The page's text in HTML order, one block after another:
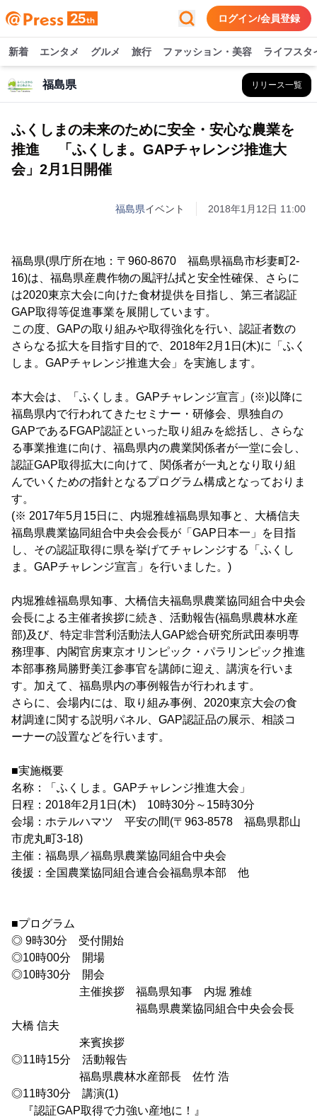
ログイン/会員登録
新着 エンタメ グルメ 旅行 ファッション・美容 ライフスタ
福島県 リリース一覧
ふくしまの未来のために安全・安心な農業を
推進 「ふくしま。GAPチャレンジ推進大
会」2月1日開催
福島県イベント 2018年1月12日 11:00
福島県(県庁所在地：〒960-8670 福島県福島市杉妻町2-
16)は、福島県産農作物の風評払拭と安全性確保、さらに
は2020東京大会に向けた食材提供を目指し、第三者認証
GAP取得等促進事業を展開しています。
この度、GAPの取り組みや取得強化を行い、認証者数の
さらなる拡大を目指す目的で、2018年2月1日(木)に「ふく
しま。GAPチャレンジ推進大会」を実施します。
本大会は、「ふくしま。GAPチャレンジ宣言」(※)以降に
福島県内で行われてきたセミナー・研修会、県独自の
GAPであるFGAP認証といった取り組みを総括し、さらな
る事業推進に向け、福島県内の農業関係者が一堂に会し、
認証GAP取得拡大に向けて、関係者が一丸となり取り組
んでいくための指針となるプログラム構成となっておりま
す。
(※ 2017年5月15日に、内堀雅雄福島県知事と、大橋信夫
福島県農業協同組合中央会会長が「GAP日本一」を目指
し、その認証取得に県を挙げてチャレンジする「ふくし
ま。GAPチャレンジ宣言」を行いました。)
内堀雅雄福島県知事、大橋信夫福島県農業協同組合中央会
会長による主催者挨拶に続き、活動報告(福島県農林水産
部)及び、特定非営利活動法人GAP総合研究所武田泰明専
務理事、内閣官房東京オリンピック・パラリンピック推進
本部事務局勝野美江参事官を講師に迎え、講演を行いま
す。加えて、福島県内の事例報告が行われます。
さらに、会場内には、取り組み事例、2020東京大会の食
材調達に関する説明パネル、GAP認証品の展示、相談コ
ーナーの設置などを行います。
■実施概要
名称：「ふくしま。GAPチャレンジ推進大会」
日程：2018年2月1日(木) 10時30分～15時30分
会場：ホテルハマツ 平安の間(〒963-8578 福島県郡山
市虎丸町3-18)
主催：福島県／福島県農業協同組合中央会
後援：全国農業協同組合連合会福島県本部 他
■プログラム
◎ 9時30分 受付開始
◎10時00分 開場
◎10時30分 開会
主催挨拶 福島県知事 内堀 雅雄
福島県農業協同組合中央会会長
大橋 信夫
来賓挨拶
◎11時15分 活動報告
福島県農林水産部長 佐竹 浩
◎11時30分 講演(1)
『認証GAP取得で力強い産地に！』